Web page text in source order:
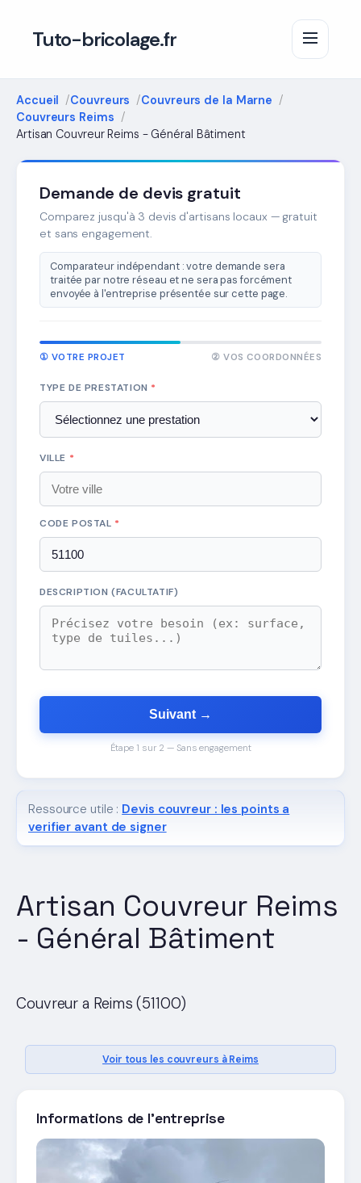
Tuto-bricolage.fr
Accueil Couvreurs
Couvreurs de la Marne
Couvreurs Reims
Artisan Couvreur Reims - Général Bâtiment
Artisan Couvreur Reims
- Général Bâtiment
Couvreur a Reims (51100)
Voir tous les couvreurs à Reims
Informations de l'entreprise
Demande de devis gratuit
Comparez jusqu'à 3 devis d'artisans locaux — gratuit
et sans engagement.
Comparateur indépendant : votre demande sera
traitée par notre réseau et ne sera pas forcément
envoyée à l'entreprise présentée sur cette page.
① VOTRE PROJET ② VOS COORDONNÉES
TYPE DE PRESTATION *
VILLE *
CODE POSTAL *
DESCRIPTION (FACULTATIF)
Suivant →
Étape 1 sur 2 — Sans engagement
Ressource utile : Devis couvreur : les points a
verifier avant de signer